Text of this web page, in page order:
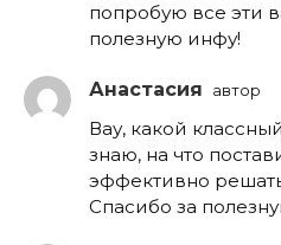
попробую все эти
полезную инфу!
Анастасия автор
Вау, какой
знаю, на что
эффективно
Спасибо за